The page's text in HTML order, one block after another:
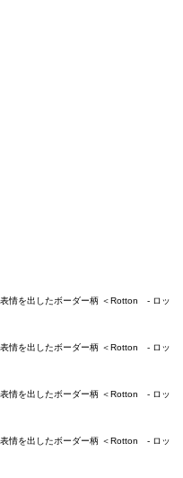
情を出したボーダー柄 ＜Rotton - ロッ
情を出したボーダー柄 ＜Rotton - ロッ
情を出したボーダー柄 ＜Rotton - ロッ
情を出したボーダー柄 ＜Rotton - ロッ